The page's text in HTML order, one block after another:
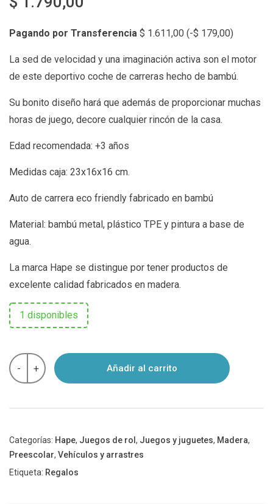
Pagando por Transferencia $ 1.611,00 (-$ 179,00)
La sed de velocidad y una imaginación activa son el motor
de este deportivo coche de carreras hecho de bambú.
Su bonito diseño hará que además de proporcionar muchas
horas de juego, decore cualquier rincón de la casa.
Edad recomendada: +3 años
Medidas caja: 23x16x16 cm.
Auto de carrera eco friendly fabricado en bambú
Material: bambú metal, plástico TPE y pintura a base de
agua.
La marca Hape se distingue por tener productos de
excelente calidad fabricados en madera.
1 disponibles
-
Auto
de
carrera
+ Añadir al carrito
Categorías: Hape, Juegos de rol , Juegos y juguetes, Madera,
Preescolar, Vehículos y arrastres
Etiqueta: Regalos